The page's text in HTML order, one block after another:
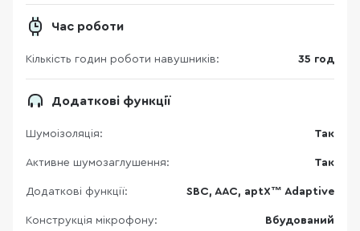
Час роботи
Кількість годин роботи навушників: 35 год
Додаткові функції
Шумоізоляція: Так
Активне шумозаглушення: Так
Додаткові функції: SBC, AAC, aptX™ Adaptive
Конструкція мікрофону: Вбудований